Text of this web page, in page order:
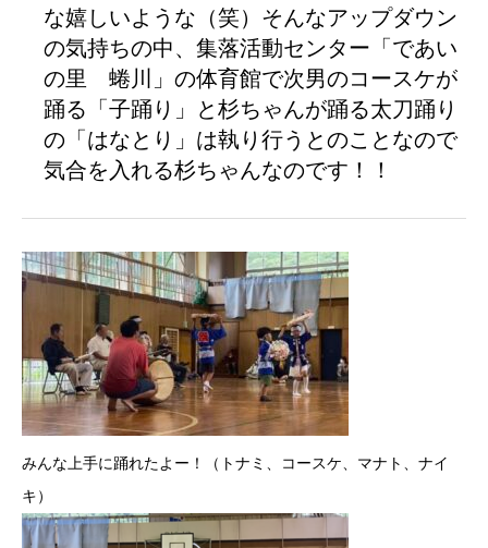
な嬉しいような（笑）そんなアップダウン
の気持ちの中、集落活動センター「であい
の里 蜷川」の体育館で次男のコースケが
踊る「子踊り」と杉ちゃんが踊る太刀踊り
の「はなとり」は執り行うとのことなので
気合を入れる杉ちゃんなのです！！
みんな上手に踊れたよー！（トナミ、コースケ、マナト、ナイ
キ）